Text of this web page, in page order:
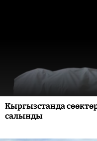
Кыргызстанда
салынды